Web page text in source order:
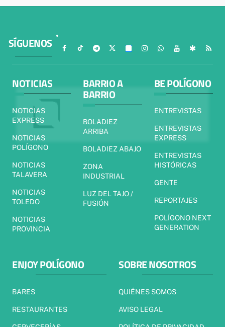
SÍGUENOS
NOTICIAS
NOTICIAS
EXPRESS
NOTICIAS
POLÍGONO
NOTICIAS
TALAVERA
NOTICIAS
TOLEDO
NOTICIAS
PROVINCIA
BARRIO A
BARRIO
BOLADIEZ
ARRIBA
BOLADIEZ ABAJO
ZONA
INDUSTRIAL
LUZ DEL TAJO /
FUSIÓN
BE POLÍGONO
ENTREVISTAS
ENTREVISTAS
EXPRESS
ENTREVISTAS
HISTÓRICAS
GENTE
REPORTAJES
POLÍGONO NEXT
GENERATION
ENJOY POLÍGONO
BARES
RESTAURANTES
SOBRE NOSOTROS
QUIÉNES SOMOS
AVISO LEGAL